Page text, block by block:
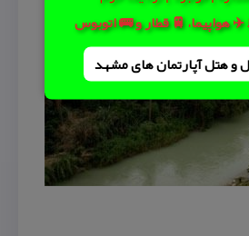
✈️ هواپیما، 🚆 قطار و 🚌 اتوبوس
و هتل‌ آپارتمان های مشهد